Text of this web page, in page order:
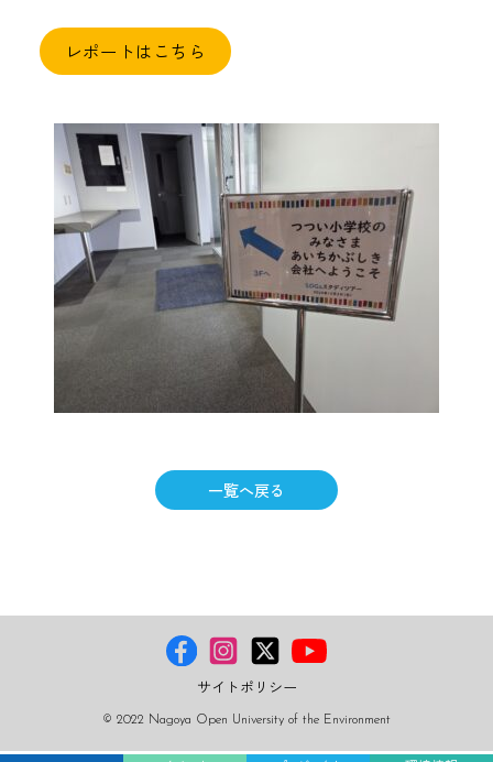
レポートはこちら
一覧へ戻る
サイトポリシー
© 2022 Nagoya Open University of the Environment